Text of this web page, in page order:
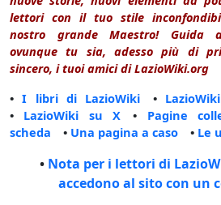
lettori con il tuo stile
nostro grande Maestro! Guida
ovunque tu sia, adesso più di
sincero, i tuoi amici di LazioWiki.org
•I libri di LazioWiki •
• LazioWiki su X • Pagine
scheda • Una pagina a caso • Le
• Nota per i lettori di
accedono al sito con un